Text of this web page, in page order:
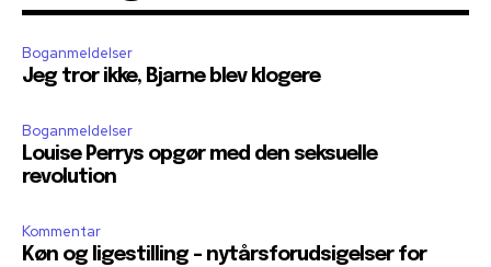
Boganmeldelser
Jeg tror ikke, Bjarne blev klogere
Boganmeldelser
Louise Perrys opgør med den seksuelle
revolution
Kommentar
Køn og ligestilling – nytårsforudsigelser for